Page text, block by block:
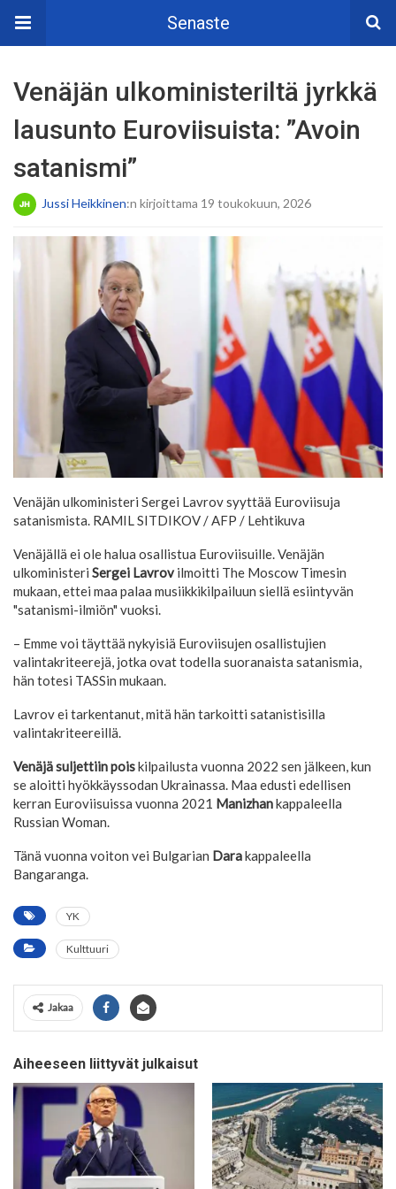
Senaste
Venäjän ulkoministeriltä jyrkkä
lausunto Euroviisuista: ”Avoin
satanismi”
Jussi Heikkinen:n kirjoittama 19 toukokuun, 2026
Venäjän ulkoministeri Sergei Lavrov syyttää Euroviisuja
satanismista. RAMIL SITDIKOV / AFP / Lehtikuva
Venäjällä ei ole halua osallistua Euroviisuille. Venäjän
ulkoministeri Sergei Lavrov ilmoitti The Moscow Timesin
mukaan, ettei maa palaa musiikkikilpailuun siellä esiintyvän
"satanismi-ilmiön" vuoksi.
– Emme voi täyttää nykyisiä Euroviisujen osallistujien
valintakriteerejä, jotka ovat todella suoranaista satanismia,
hän totesi TASSin mukaan.
Lavrov ei tarkentanut, mitä hän tarkoitti satanistisilla
valintakriteereillä.
Venäjä suljettiin poiskilpailusta vuonna 2022 sen jälkeen, kun
se aloitti hyökkäyssodan Ukrainassa. Maa edusti edellisen
kerran Euroviisuissa vuonna 2021 Manizhankappaleella
Russian Woman.
Tänä vuonna voiton vei Bulgarian Darakappaleella
Bangaranga.
YK
Kulttuuri
Jakaa
Aiheeseen liittyvät julkaisut